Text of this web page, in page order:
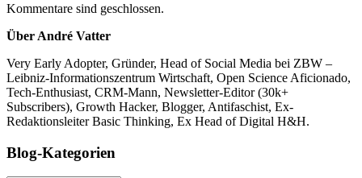
Kommentare sind geschlossen.
Über André Vatter
Very Early Adopter, Gründer, Head of Social Media bei ZBW –
Leibniz-Informationszentrum Wirtschaft, Open Science Aficionado,
Tech-Enthusiast, CRM-Mann, Newsletter-Editor (30k+
Subscribers), Growth Hacker, Blogger, Antifaschist, Ex-
Redaktionsleiter Basic Thinking, Ex Head of Digital H&H.
Blog-Kategorien